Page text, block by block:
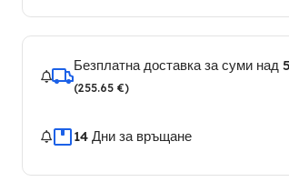
Безплатна доставка за суми над
(255.65 €)
14 Дни за връщане